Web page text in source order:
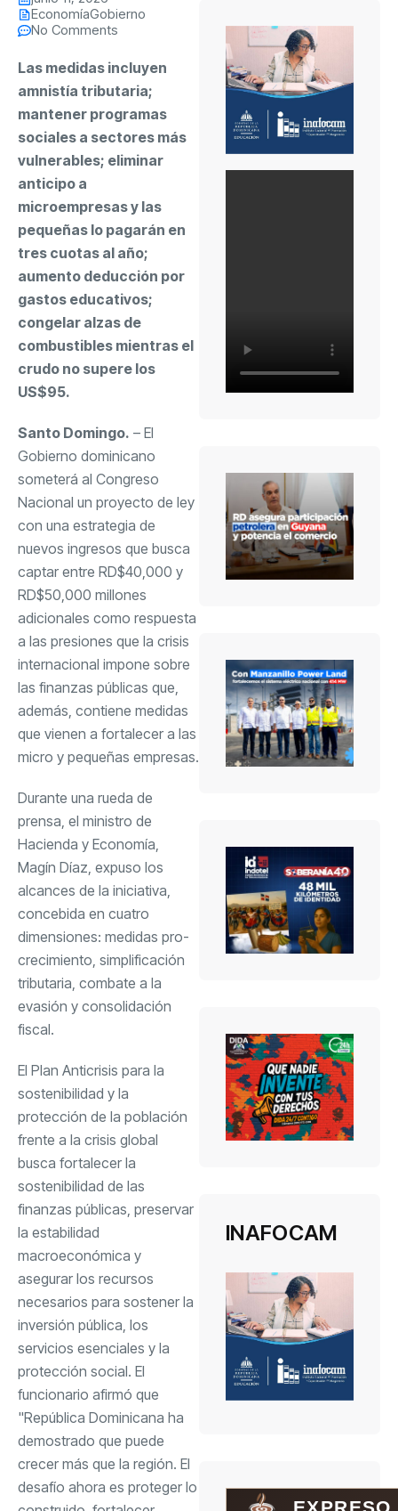
EconomíaGobierno
No Comments
Las medidas incluyen
amnistía tributaria;
mantener programas
sociales a sectores más
vulnerables; eliminar
anticipo a
microempresas y las
pequeñas lo pagarán en
tres cuotas al año;
aumento deducción por
gastos educativos;
congelar alzas de
combustibles mientras el
crudo no supere los
US$95.
Santo Domingo. – El
Gobierno dominicano
someterá al Congreso
Nacional un proyecto de ley
con una estrategia de
nuevos ingresos que busca
captar entre RD$40,000 y
RD$50,000 millones
adicionales como respuesta
a las presiones que la crisis
internacional impone sobre
las finanzas públicas que,
además, contiene medidas
que vienen a fortalecer a las
micro y pequeñas empresas.
Durante una rueda de
prensa, el ministro de
Hacienda y Economía,
Magín Díaz, expuso los
alcances de la iniciativa,
concebida en cuatro
dimensiones: medidas pro-
crecimiento, simplificación
tributaria, combate a la
evasión y consolidación
fiscal.
El Plan Anticrisis para la
sostenibilidad y la
protección de la población
frente a la crisis global
busca fortalecer la
sostenibilidad de las
finanzas públicas, preservar
la estabilidad
macroeconómica y
asegurar los recursos
necesarios para sostener la
inversión pública, los
servicios esenciales y la
protección social. El
funcionario afirmó que
"República Dominicana ha
demostrado que puede
crecer más que la región. El
desafío ahora es proteger lo
INAFOCAM
EXPRESO